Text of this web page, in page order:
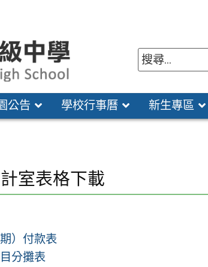
公告 學校行事曆 新生專區
室表格下載
）付款表
分攤表